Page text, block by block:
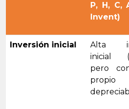
P, H, C,
Invent)
Inversión inicial
Alta
inicial
pero